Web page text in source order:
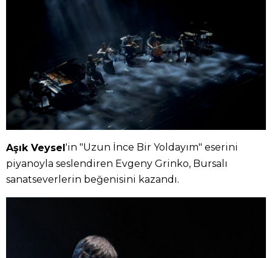
Aşık Veysel'in "Uzun İnce Bir Yoldayım" eserini
piyanoyla seslendiren Evgeny Grinko, Bursalı
sanatseverlerin beğenisini kazandı.